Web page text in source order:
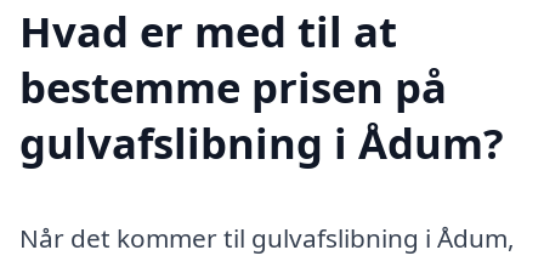
Hvad er med til at
bestemme prisen på
gulvafslibning i Ådum?
Når det kommer til gulvafslibning i Ådum,